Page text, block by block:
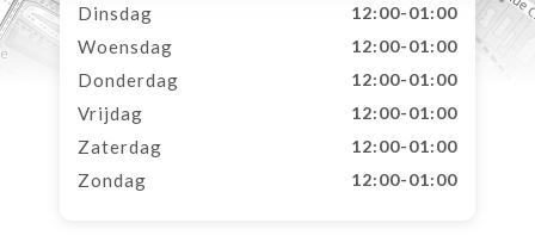
Dinsdag 12:00-01:00
Woensdag 12:00-01:00
Donderdag 12:00-01:00
Vrijdag 12:00-01:00
Zaterdag 12:00-01:00
Zondag 12:00-01:00